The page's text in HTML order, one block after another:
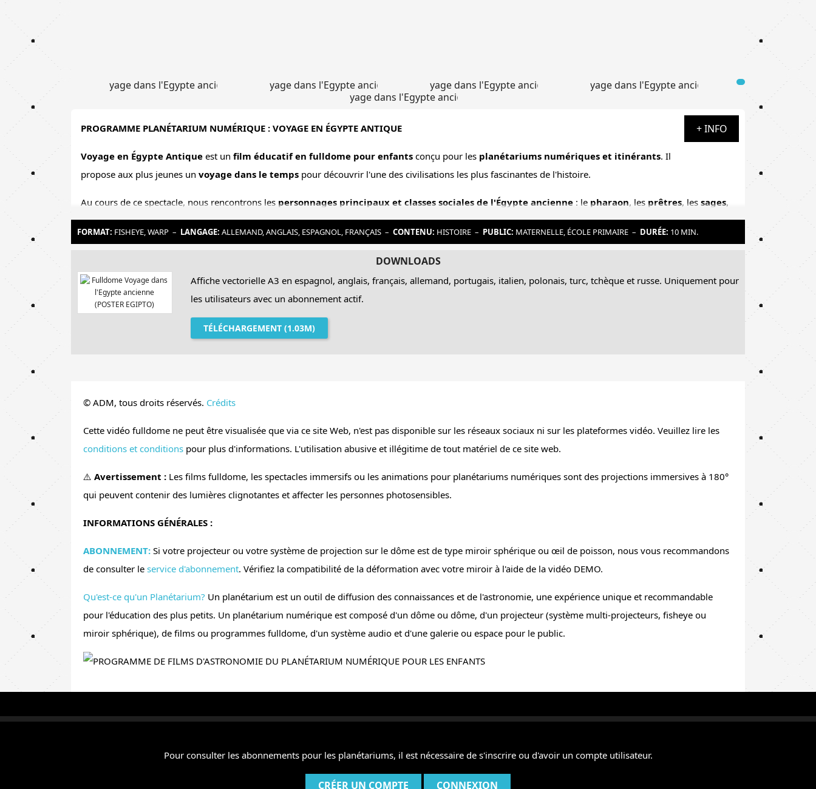
+ INFO
PROGRAMME PLANÉTARIUM NUMÉRIQUE : VOYAGE EN ÉGYPTE ANTIQUE
Voyage en Égypte Antique est un film éducatif en fulldome pour enfants conçu pour les planétariums numériques et itinérants. Il
propose aux plus jeunes un voyage dans le temps pour découvrir l'une des civilisations les plus fascinantes de l'histoire.
Au cours de ce spectacle, nous rencontrons les personnages principaux et classes sociales de l'Égypte ancienne : le pharaon, les prêtres, les sages,
lesmarchands, lesscribes, lesartisans, lespaysans, lesesclaveset l’armée. Le film aborde également l'importance despyramides, dessarcophages
et duNil , le plus long fleuve du monde.
établissements scolaires
numériquesetévénements scolaires ou familiauxorganisés par des mairies, bibliothèques ou institutions publiques.
Voyage en Égypte Antique
expérience ludique et captivante pour les enfants.
FORMAT: FISHEYE, WARP – LANGAGE: ALLEMAND, ANGLAIS, ESPAGNOL, FRANÇAIS – CONTENU: HISTOIRE – PUBLIC: MATERNELLE, ÉCOLE PRIMAIRE – DURÉE: 10 MIN.
DOWNLOADS
Affiche vectorielle A3 en espagnol, anglais, français, allemand, portugais, italien, polonais, turc, tchèque et russe. Uniquement pour
les utilisateurs avec un abonnement actif.
TÉLÉCHARGEMENT (1.03M)
© ADM, tous droits réservés. Crédits
Cette vidéo fulldome ne peut être visualisée que via ce site Web, n'est pas disponible sur les réseaux sociaux ni sur les plateformes vidéo. Veuillez lire les
conditions et conditions pour plus d'informations. L'utilisation abusive et illégitime de tout matériel de ce site web.
⚠️ Avertissement : Les films fulldome, les spectacles immersifs ou les animations pour planétariums numériques sont des projections immersives à 180°
qui peuvent contenir des lumières clignotantes et affecter les personnes photosensibles.
INFORMATIONS GÉNÉRALES :
ABONNEMENT: Si votre projecteur ou votre système de projection sur le dôme est de type miroir sphérique ou œil de poisson, nous vous recommandons
de consulter le service d'abonnement. Vérifiez la compatibilité de la déformation avec votre miroir à l'aide de la vidéo DEMO.
Qu'est-ce qu'un Planétarium? Un planétarium est un outil de diffusion des connaissances et de l'astronomie, une expérience unique et recommandable
pour l'éducation des plus petits. Un planétarium numérique est composé d'un dôme ou dôme, d'un projecteur (système multi-projecteurs, fisheye ou
miroir sphérique), de films ou programmes fulldome, d'un système audio et d'une galerie ou espace pour le public.
Pour consulter les abonnements pour les planétariums, il est nécessaire de s'inscrire ou d'avoir un compte utilisateur.
CRÉER UN COMPTE CONNEXION